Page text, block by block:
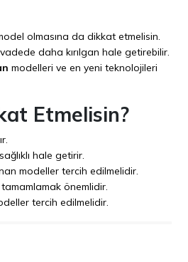
olmasına da dikkat etmelisin.
daha kırılgan hale getirebilir.
modelleri ve en yeni teknolojileri
Etmelisin?
hale getirir.
modeller tercih edilmelidir.
önemlidir.
tercih edilmelidir.